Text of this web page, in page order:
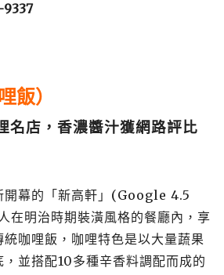
9337
飯）
名店，香濃醬汁獲網路評比
開幕的「新高軒」(Google 4.5
在明治時期裝潢風格的餐廳內，享
咖哩飯，咖哩特色是以大量蔬果
並搭配10多種辛香料調配而成的